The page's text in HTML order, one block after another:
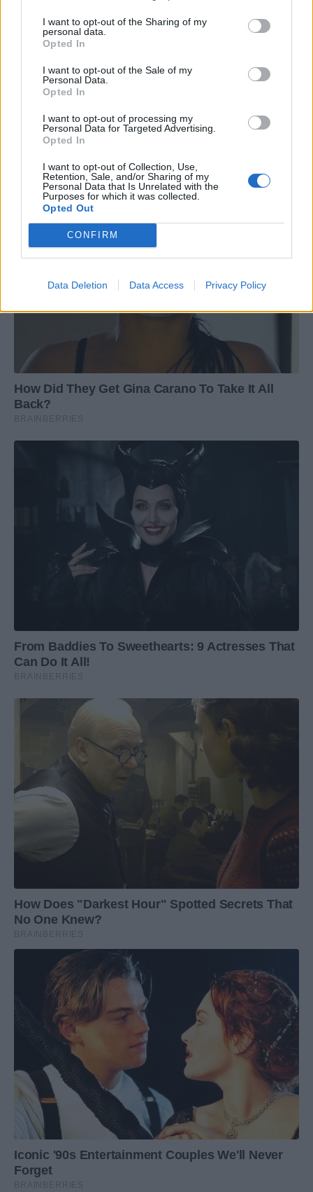
I want to opt-out of the Sharing of my
personal data.
Opted In
I want to opt-out of the Sale of my
Personal Data.
Opted In
I want to opt-out of processing my
Personal Data for Targeted Advertising.
Opted In
I want to opt-out of Collection, Use,
Retention, Sale, and/or Sharing of my
Personal Data that Is Unrelated with the
Purposes for which it was collected.
Opted Out
CONFIRM
Data Deletion Data Access Privacy Policy